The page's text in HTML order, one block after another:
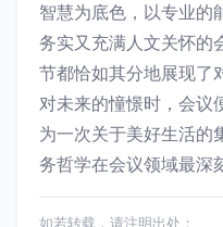
智慧为底色，以专业的
务实又充满人文关怀的
节都恰如其分地展现了
对未来的憧憬时，会议
为一次关于美好生活的
务哲学在会议领域最深
如若转载，请注明出处：